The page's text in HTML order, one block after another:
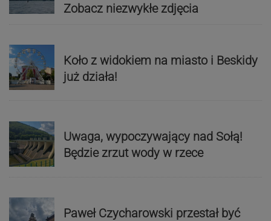
Zobacz niezwykłe zdjęcia
Koło z widokiem na miasto i Beskidy
już działa!
Uwaga, wypoczywający nad Sołą!
Będzie zrzut wody w rzece
Paweł Czycharowski przestał być